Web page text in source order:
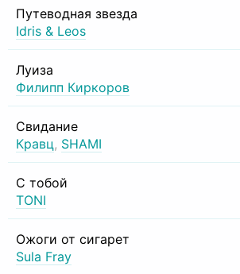
Путеводная звезда
Idris & Leos
Луиза
Филипп Киркоров
Свидание
Кравц, SHAMI
С тобой
TONI
Ожоги от сигарет
Sula Fray